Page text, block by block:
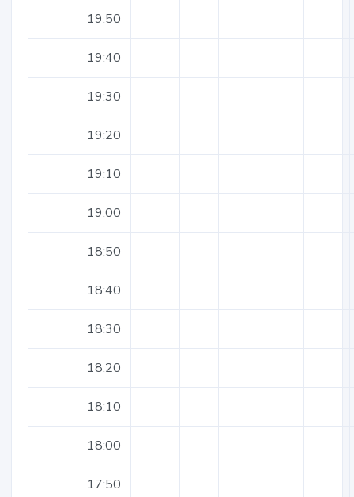
19:50
19:40
19:30
19:20
19:10
19:00
18:50
18:40
18:30
18:20
18:10
18:00
17:50